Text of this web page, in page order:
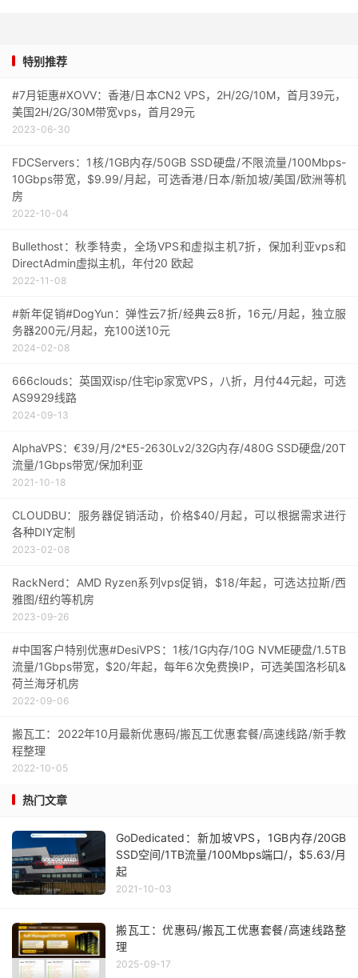
特别推荐
#7月钜惠#XOVV：香港/日本CN2 VPS，2H/2G/10M，首月39元，
美国2H/2G/30M带宽vps，首月29元
2023-06-30
FDCServers：1核/1GB内存/50GB SSD硬盘/不限流量/100Mbps-
10Gbps带宽，$9.99/月起，可选香港/日本/新加坡/美国/欧洲等机
房
2022-10-04
Bullethost：秋季特卖，全场VPS和虚拟主机7折，保加利亚vps和
DirectAdmin虚拟主机，年付20 欧起
2022-11-08
#新年促销#DogYun：弹性云7折/经典云8折，16元/月起，独立服
务器200元/月起，充100送10元
2024-02-08
666clouds：英国双isp/住宅ip家宽VPS，八折，月付44元起，可选
AS9929线路
2024-09-13
AlphaVPS：€39/月/2*E5-2630Lv2/32G内存/480G SSD硬盘/20T
流量/1Gbps带宽/保加利亚
2021-10-18
CLOUDBU：服务器促销活动，价格$40/月起，可以根据需求进行
各种DIY定制
2023-02-08
RackNerd：AMD Ryzen系列vps促销，$18/年起，可选达拉斯/西
雅图/纽约等机房
2023-09-26
#中国客户特别优惠#DesiVPS：1核/1G内存/10G NVME硬盘/1.5TB
流量/1Gbps带宽，$20/年起，每年6次免费换IP，可选美国洛杉矶&
荷兰海牙机房
2022-09-06
搬瓦工：2022年10月最新优惠码/搬瓦工优惠套餐/高速线路/新手教
程整理
2022-10-05
热门文章
GoDedicated：新加坡VPS，1GB内存/20GB
SSD空间/1TB流量/100Mbps端口/，$5.63/月
起
2021-10-03
搬瓦工：优惠码/搬瓦工优惠套餐/高速线路整
理
2025-09-17